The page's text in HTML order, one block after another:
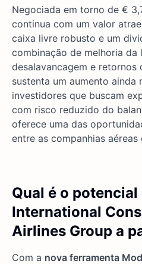
Negociada em torno de €
continua com um valor
caixa livre robusto e um
combinação de melhoria da
desalavancagem e
sustenta um aumento ainda
investidores que buscam
com risco reduzido do
oferece uma das
entre as companhias aéreas
Qual é o potencial
International
Airlines Group a
Com a nova ferramenta